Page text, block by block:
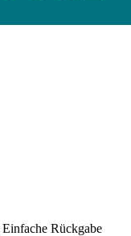
Einfache Rückgabe